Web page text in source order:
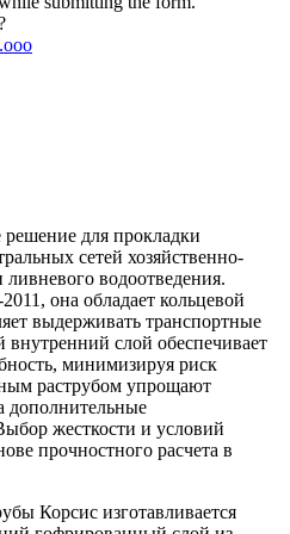
для прокладки
сетей хозяйственно-
водоотведения.
она обладает кольцевой
выдерживать транспортные
слой обеспечивает
минимизируя риск
раструбом упрощают
дополнительные
жесткости и условий
прочностного расчета в
Корсис изготавливается